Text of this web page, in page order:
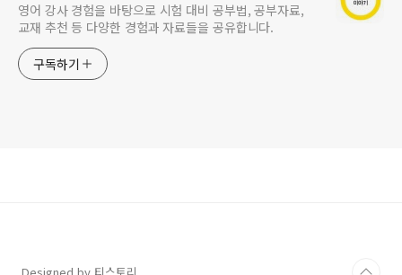
영어 강사 경험을 바탕으로 시험 대비 공부법, 공부자료,
교재 추천 등 다양한 경험과 자료들을 공유합니다.
구독하기